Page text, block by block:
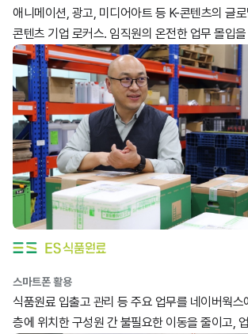
애니메이션, 광고, 미디어아트 등 K-콘텐츠의 글
콘텐츠 기업 로커스. 임직원의 온전한 업무 몰입
콘텐츠를 만드는 비결을 소개합니다.
스마트폰 활용
식품원료 입출고 관리 등 주요 업무를 네이버웍
층에 위치한 구성원 간 불필요한 이동을 줄이고,